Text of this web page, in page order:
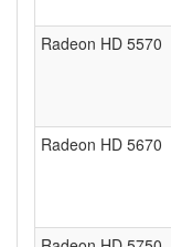
Radeon HD 5570
Radeon HD 5670